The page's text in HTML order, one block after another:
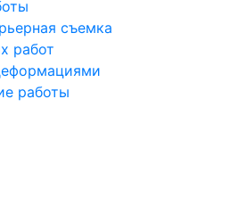
съемка
работ
работы